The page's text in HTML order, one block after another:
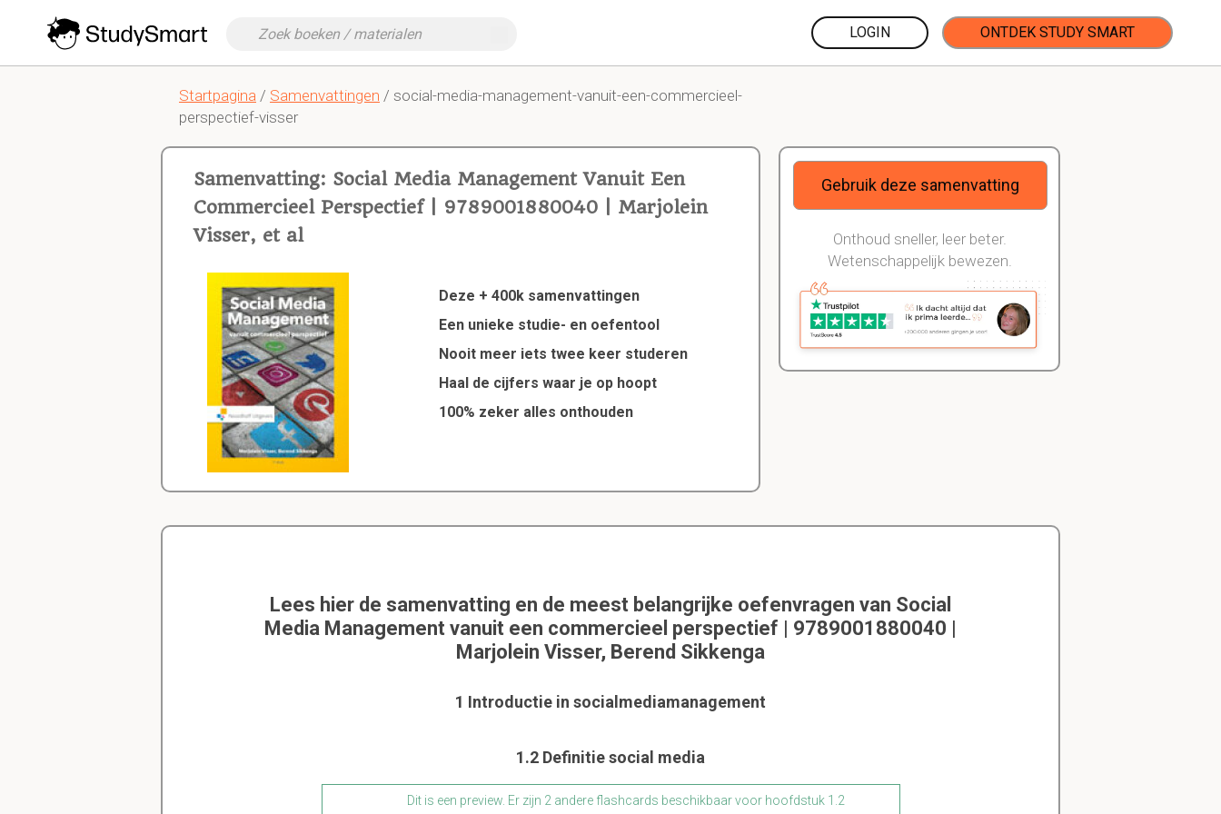
LOGIN ONTDEK STUDY SMART
Startpagina / Samenvattingen / social-media-management-vanuit-een-commercieel-
perspectief-visser
Samenvatting: Social Media Management Vanuit Een
Commercieel Perspectief | 9789001880040 | Marjolein
Visser, et al
Deze + 400k samenvattingen
Een unieke studie- en oefentool
Nooit meer iets twee keer studeren
Haal de cijfers waar je op hoopt
100% zeker alles onthouden
Gebruik deze samenvatting
Onthoud sneller, leer beter.
Wetenschappelijk bewezen.
Lees hier de samenvatting en de meest belangrijke oefenvragen van Social
Media Management vanuit een commercieel perspectief | 9789001880040 |
Marjolein Visser, Berend Sikkenga
1 Introductie in socialmediamanagement
1.2 Definitie social media
Dit is een preview. Er zijn 2 andere flashcards beschikbaar voor hoofdstuk 1.2